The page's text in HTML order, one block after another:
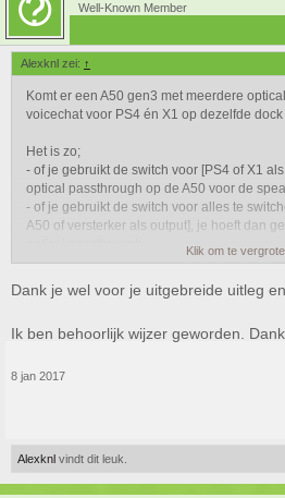
Well-Known Member
Alexknl zei: ↑
Komt er een A50 gen3 met meerdere
voicechat voor PS4 én X1 op dezelfde
Het is zo;
- of je gebruikt de switch voor [PS4 of X1
optical passthrough op de A50 voor de
- of je gebruikt de switch voor alles te
A50 of versterker als output], je hoeft dan
In beide gevallen hoef je geen settings te
PS4 blijft verbonden via diezelfde optische
PS4 niet, daar hoef je niet bang voor te zijn.
de versterker tegelijk geluid laten
Klik om te
Dank je wel voor je uitgebreide uitleg
Ik ben behoorlijk wijzer geworden. Dank
8 jan 2017
Alexknl vindt dit leuk.